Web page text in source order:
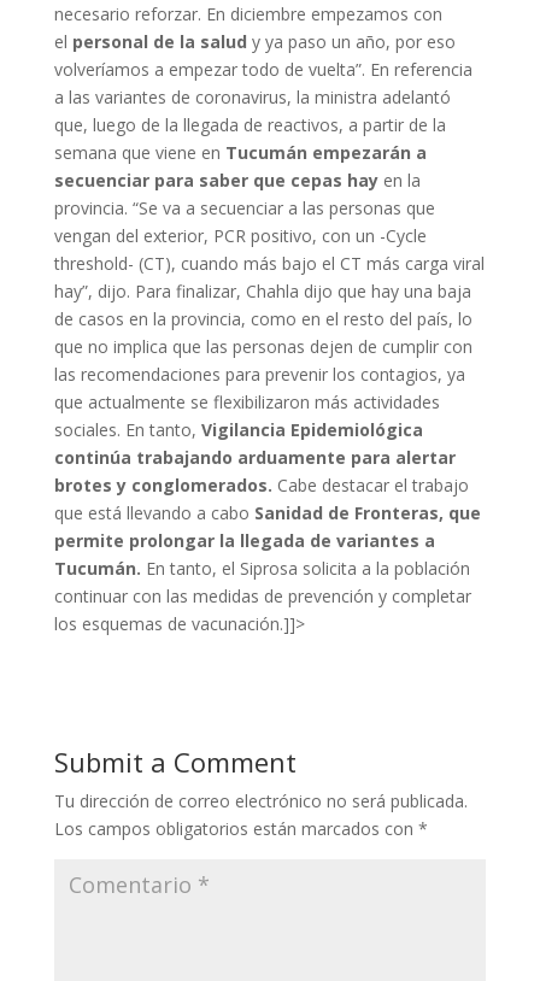
necesario reforzar. En diciembre empezamos con
el personal de la salud y ya paso un año, por eso
volveríamos a empezar todo de vuelta”. En referencia
a las variantes de coronavirus, la ministra adelantó
que, luego de la llegada de reactivos, a partir de la
semana que viene en Tucumán empezarán a
secuenciar para saber que cepas hayen la
provincia. “Se va a secuenciar a las personas que
vengan del exterior, PCR positivo, con un -Cycle
threshold- (CT), cuando más bajo el CT más carga viral
hay”, dijo. Para finalizar, Chahla dijo que hay una baja
de casos en la provincia, como en el resto del país, lo
que no implica que las personas dejen de cumplir con
las recomendaciones para prevenir los contagios, ya
que actualmente se flexibilizaron más actividades
sociales. En tanto, Vigilancia Epidemiológica
continúa trabajando arduamente para alertar
brotes y conglomerados. Cabe destacar el trabajo
que está llevando a cabo Sanidad de Fronteras, que
permite prolongar la llegada de variantes a
Tucumán. En tanto, el Siprosa solicita a la población
continuar con las medidas de prevención y completar
los esquemas de vacunación.]]>
Submit a Comment
Tu dirección de correo electrónico no será publicada.
Los campos obligatorios están marcados con *